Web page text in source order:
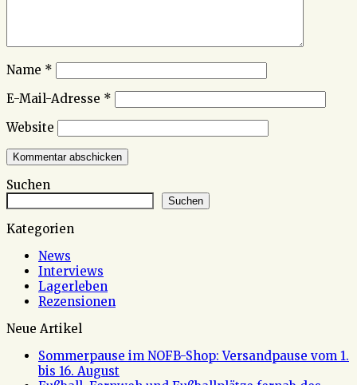
Name *
E-Mail-Adresse *
Website
Suchen
Suchen
Kategorien
News
Interviews
Lagerleben
Rezensionen
Neue Artikel
Sommerpause im NOFB-Shop: Versandpause vom 1.
bis 16. August